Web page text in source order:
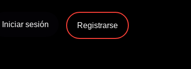
Iniciar sesión Registrarse